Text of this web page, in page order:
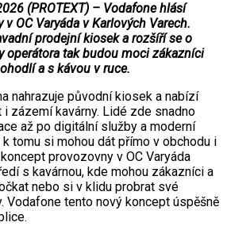
(PROTEXT) – Vodafone hlásí
OC Varyáda v Karlových Varech.
prodejní kiosek a rozšíří se o
operátora tak budou moci zákazníci
a s kávou v ruce.
nahrazuje původní kiosek a nabízí
zázemí kavárny. Lidé zde snadno
až po digitální služby a moderní
tomu si mohou dát přímo v obchodu i
provozovny v OC Varyáda
s kavárnou, kde mohou zákazníci a
nebo si v klidu probrat své
tento nový koncept úspěšně